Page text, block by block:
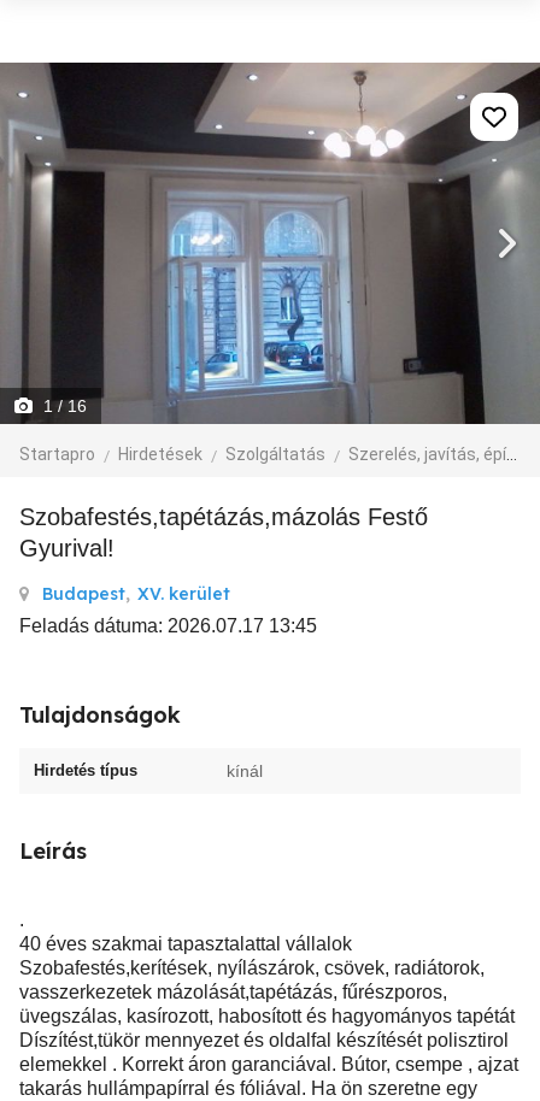
1/ 16
Startapro Hirdetések Szolgáltatás Szerelés, javítás, építkezés
Szobafestés,tapétázás,mázolás Festő
Gyurival!
Budapest, XV. kerület
Feladás dátuma: 2026.07.17 13:45
Tulajdonságok
Hirdetés típus kínál
Leírás
.
40 éves szakmai tapasztalattal vállalok
Szobafestés,kerítések, nyílászárok, csövek, radiátorok,
vasszerkezetek mázolását,tapétázás, fűrészporos,
üvegszálas, kasírozott, habosított és hagyományos tapétát
Díszítést,tükör mennyezet és oldalfal készítését polisztirol
elemekkel . Korrekt áron garanciával. Bútor, csempe , ajzat
takarás hullámpapírral és fóliával. Ha ön szeretne egy